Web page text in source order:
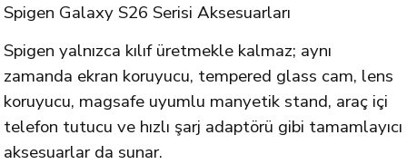
Spigen Galaxy S26 Serisi Aksesuarları
Spigen yalnızca kılıf üretmekle kalmaz; aynı
zamanda ekran koruyucu, tempered glass cam, lens
koruyucu, magsafe uyumlu manyetik stand, araç içi
telefon tutucu ve hızlı şarj adaptörü gibi tamamlayıcı
aksesuarlar da sunar.